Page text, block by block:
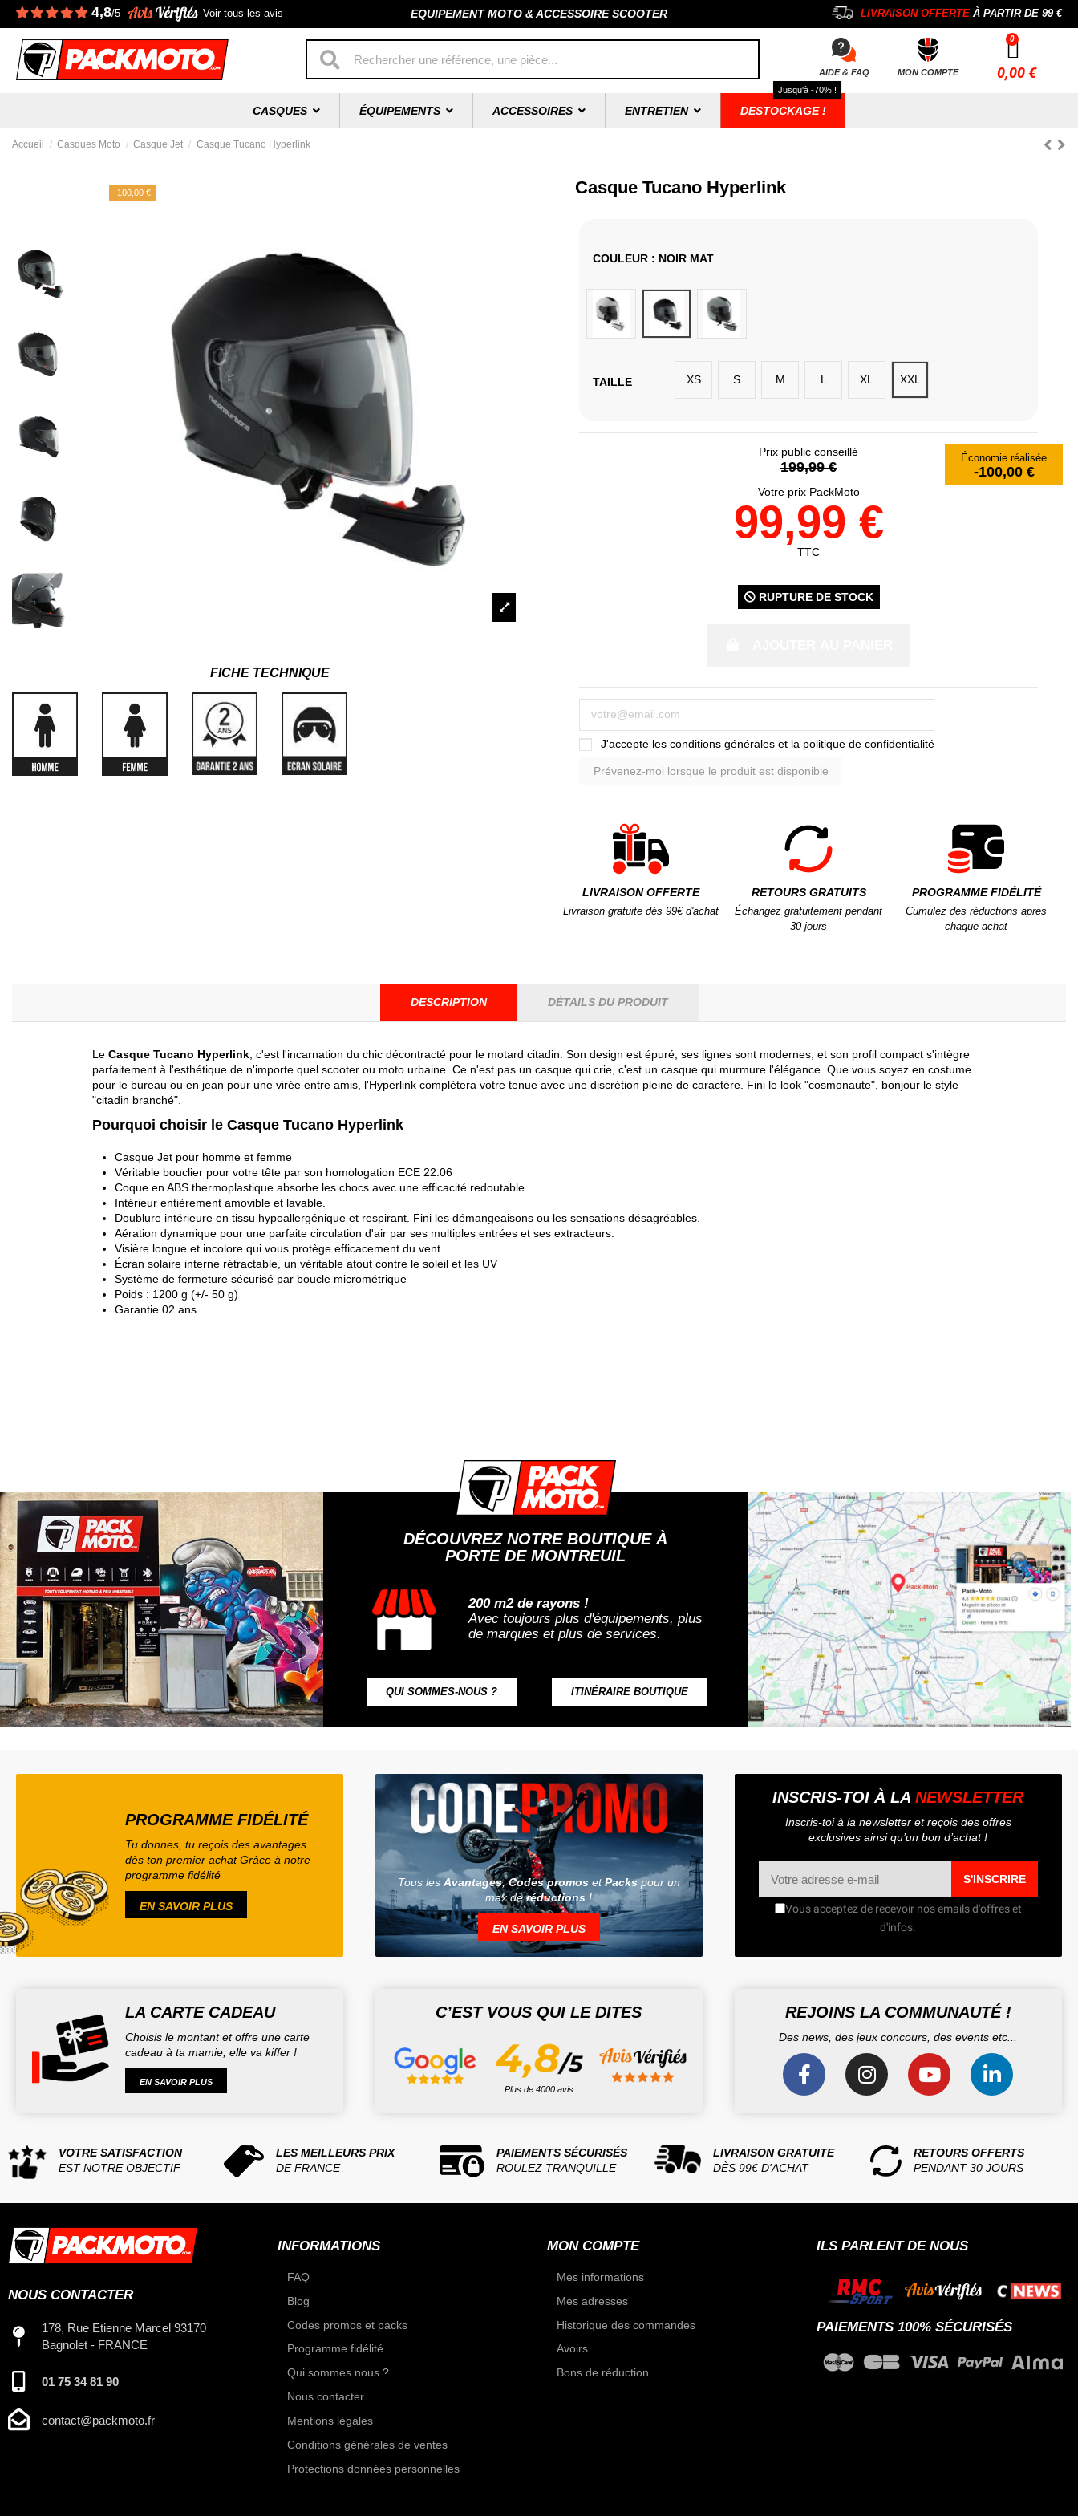
4,8/5 Voir tous les avis EQUIPEMENT MOTO & ACCESSOIRE SCOOTER LIVRAISON OFFERTEÀ PARTIR DE 99 €
AIDE & FAQ MON COMPTE 0,00 €
CASQUES ÉQUIPEMENTS ACCESSOIRES ENTRETIEN DESTOCKAGE !
Jusqu'à -70% !
Accueil Casques Moto Casque Jet Casque Tucano Hyperlink
-100,00 €
FICHE TECHNIQUE
Casque Tucano Hyperlink
COULEUR : NOIR MAT
Gris Noir Mat Gris Nardo
TAILLE XS S M L XL XXL
Prix public conseillé
199,99 €
Économie réalisée
-100,00 €
Votre prix PackMoto
99,99 €
TTC
RUPTURE DE STOCK
J'accepte les conditions générales et la politique de confidentialité
LIVRAISON OFFERTE
Livraison gratuite dès 99€ d'achat
RETOURS GRATUITS
Échangez gratuitement pendant
30 jours
PROGRAMME FIDÉLITÉ
Cumulez des réductions après
chaque achat
DESCRIPTION DÉTAILS DU PRODUIT
Le Casque Tucano Hyperlink , c'est l'incarnation du chic décontracté pour le motard citadin. Son design est épuré, ses lignes sont modernes, et son profil compact s'intègre
parfaitement à l'esthétique de n'importe quel scooter ou moto urbaine. Ce n'est pas un casque qui crie, c'est un casque qui murmure l'élégance. Que vous soyez en costume
pour le bureau ou en jean pour une virée entre amis, l'Hyperlink complètera votre tenue avec une discrétion pleine de caractère. Fini le look "cosmonaute", bonjour le style
"citadin branché".
Pourquoi choisir le Casque Tucano Hyperlink
Casque Jet pour homme et femme
Véritable bouclier pour votre tête par son homologation ECE 22.06
Coque en ABS thermoplastique absorbe les chocs avec une efficacité redoutable.
Intérieur entièrement amovible et lavable.
Doublure intérieure en tissu hypoallergénique et respirant. Fini les démangeaisons ou les sensations désagréables.
Aération dynamique pour une parfaite circulation d'air par ses multiples entrées et ses extracteurs.
Visière longue et incolore qui vous protège efficacement du vent.
Écran solaire interne rétractable, un véritable atout contre le soleil et les UV
Système de fermeture sécurisé par boucle micrométrique
Poids : 1200 g (+/- 50 g)
Garantie 02 ans.
DÉCOUVREZ NOTRE BOUTIQUE À
PORTE DE MONTREUIL
200 m2 de rayons !
Avec toujours plus d'équipements, plus
de marques et plus de services.
QUI SOMMES-NOUS ? ITINÉRAIRE BOUTIQUE
PROGRAMME FIDÉLITÉ
Tu donnes, tu reçois des avantages
dès ton premier achat Grâce à notre
programme fidélité
EN SAVOIR PLUS
Tous les Avantages,Codes promosetPackspour un
max deréductions !
EN SAVOIR PLUS
INSCRIS-TOI À LANEWSLETTER
Inscris-toi à la newsletter et reçois des offres
exclusives ainsi qu’un bon d’achat !
S'INSCRIRE
Vous acceptez de recevoir nos emails d'offres et
d'infos.
LA CARTE CADEAU
Choisis le montant et offre une carte
cadeau à ta mamie, elle va kiffer !
EN SAVOIR PLUS
C’EST VOUS QUI LE DITES
Plus de 4000 avis
REJOINS LA COMMUNAUTÉ !
Des news, des jeux concours, des events etc...
VOTRE SATISFACTION
EST NOTRE OBJECTIF
LES MEILLEURS PRIX
DE FRANCE
PAIEMENTS SÉCURISÉS
ROULEZ TRANQUILLE
LIVRAISON GRATUITE
DÈS 99€ D'ACHAT
RETOURS OFFERTS
PENDANT 30 JOURS
NOUS CONTACTER
178, Rue Etienne Marcel 93170
Bagnolet - FRANCE
01 75 34 81 90
contact@packmoto.fr
INFORMATIONS
FAQ
Blog
Codes promos et packs
Programme fidélité
Qui sommes nous ?
Nous contacter
Mentions légales
Conditions générales de ventes
Protections données personnelles
MON COMPTE
Mes informations
Mes adresses
Historique des commandes
Avoirs
Bons de réduction
ILS PARLENT DE NOUS
PAIEMENTS 100% SÉCURISÉS